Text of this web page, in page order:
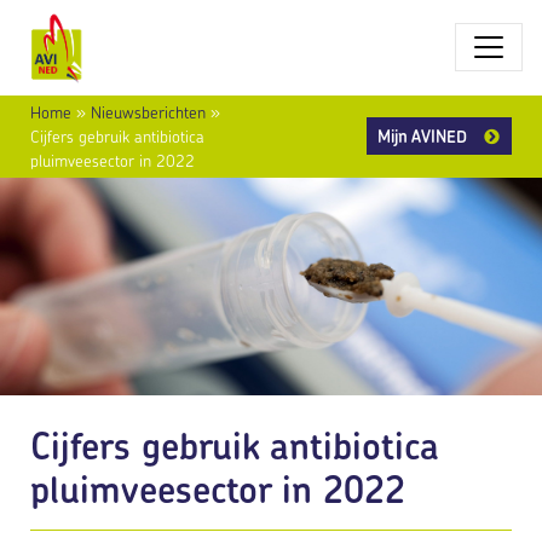
Home » Nieuwsberichten »
Cijfers gebruik antibiotica
pluimveesector in 2022
Mijn AVINED
Cijfers gebruik antibiotica
pluimveesector in 2022